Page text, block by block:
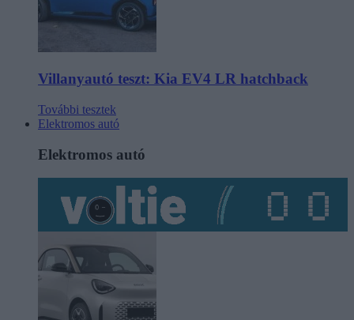
Villanyautó teszt: Kia EV4 LR hatchback
További tesztek
Elektromos autó
Elektromos autó